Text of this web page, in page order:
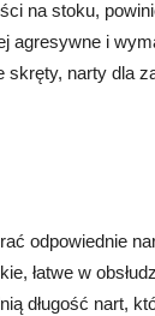
na stoku,
agresywne i
narty dla
odpowiednie
łatwe w
długość nart,